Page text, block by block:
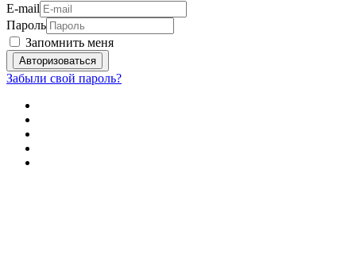
E-mail
Пароль
Запомнить меня
Забыли свой пароль?